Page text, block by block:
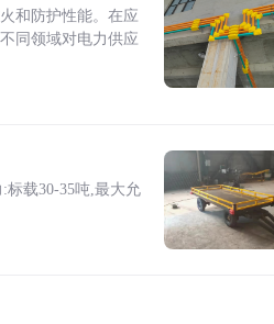
和防护性能。在应
同领域对电力供应
标载30-35吨,最大允